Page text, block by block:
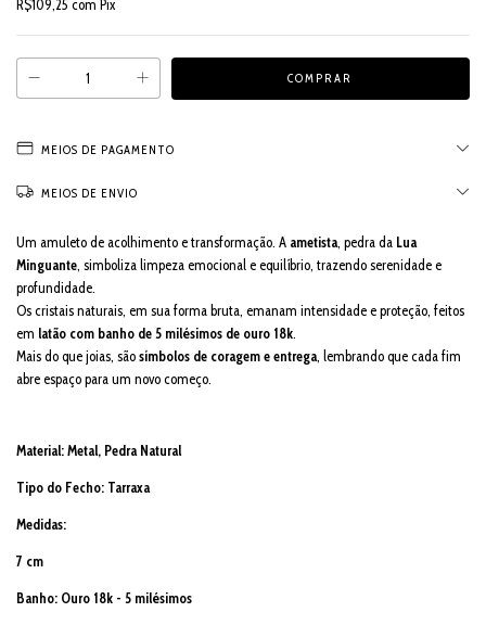
R$109,25 com Pix
MEIOS DE PAGAMENTO
MEIOS DE ENVIO
Um amuleto de acolhimento e transformação. A ametista , pedra da Lua
Minguante , simboliza limpeza emocional e equilíbrio, trazendo serenidade e
profundidade.
Os cristais naturais, em sua forma bruta, emanam intensidade e proteção, feitos
em latão com banho de 5 milésimos de ouro 18k
Mais do que joias, sãosímbolos de coragem e entrega , lembrando que cada fim
abre espaço para um novo começo.
Material: Metal, Pedra Natural
Tipo do Fecho: Tarraxa
Medidas:
7 cm
Banho: Ouro 18k - 5 milésimos